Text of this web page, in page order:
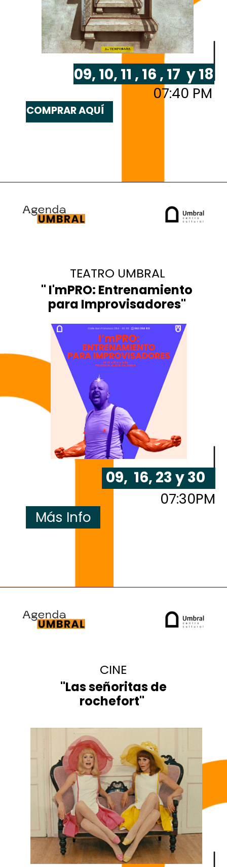
09, 10, 11 , 16 , 17 y 18
07:40 PM
COMPRAR AQUÍ
" I'mPRO: Entrenamiento
para Improvisadores"
09, 16, 23 y 30
TEATRO UMBRAL
Más Info
07:30PM
"Las señoritas de
rochefort"
CINE